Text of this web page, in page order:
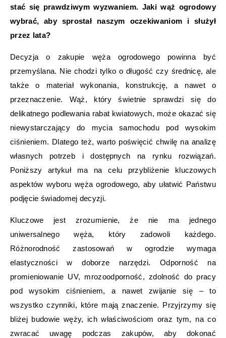
stać się prawdziwym wyzwaniem. Jaki wąż ogrodowy
wybrać, aby sprostał naszym oczekiwaniom i służył
przez lata?
Decyzja o zakupie węża ogrodowego powinna być
przemyślana. Nie chodzi tylko o długość czy średnicę, ale
także o materiał wykonania, konstrukcję, a nawet o
przeznaczenie. Wąż, który świetnie sprawdzi się do
delikatnego podlewania rabat kwiatowych, może okazać się
niewystarczający do mycia samochodu pod wysokim
ciśnieniem. Dlatego też, warto poświęcić chwilę na analizę
własnych potrzeb i dostępnych na rynku rozwiązań.
Poniższy artykuł ma na celu przybliżenie kluczowych
aspektów wyboru węża ogrodowego, aby ułatwić Państwu
podjęcie świadomej decyzji.
Kluczowe jest zrozumienie, że nie ma jednego
uniwersalnego węża, który zadowoli każdego.
Różnorodność zastosowań w ogrodzie wymaga
elastyczności w doborze narzędzi. Odporność na
promieniowanie UV, mrozoodporność, zdolność do pracy
pod wysokim ciśnieniem, a nawet zwijanie się – to
wszystko czynniki, które mają znaczenie. Przyjrzymy się
bliżej budowie węży, ich właściwościom oraz tym, na co
zwracać uwagę podczas zakupów, aby dokonać